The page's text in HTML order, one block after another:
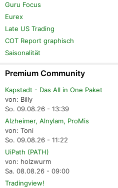
Guru Focus
Eurex
Late US Trading
COT Report graphisch
Saisonalität
Premium Community
Kapstadt - Das All in One Paket
von: Billy
So. 09.08.26 - 13:39
Alzheimer, Alnylam, ProMis
von: Toni
So. 09.08.26 - 11:22
UiPath (PATH)
von: holzwurm
Sa. 08.08.26 - 09:00
Tradingview!